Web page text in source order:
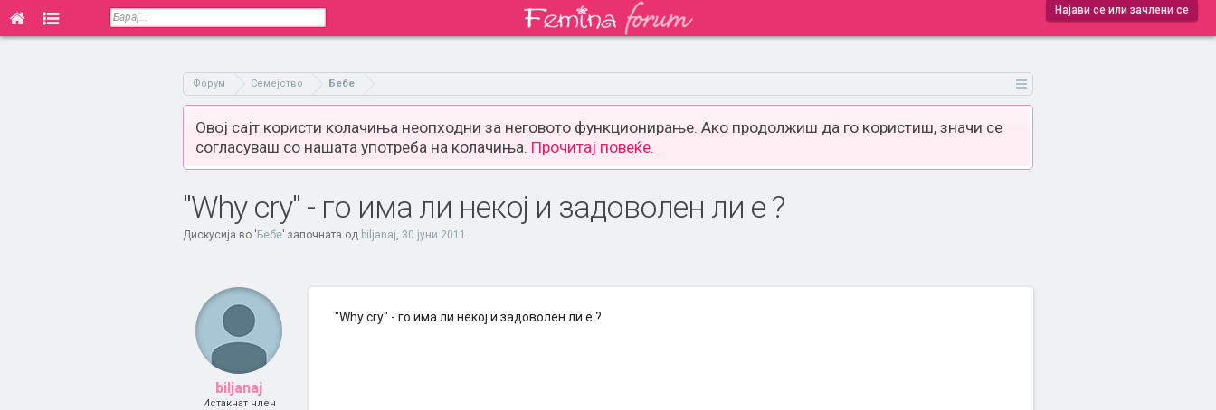
Најави се или зачлени се
Форум Семејство Бебе
Овој сајт користи колачиња неопходни за неговото функционирање. Ако продолжиш да го користиш, значи се
согласуваш со нашата употреба на колачиња. Прочитај повеќе.
"Why cry" - го има ли некој и задоволен ли е ?
Дискусија во ' Бебе' започната од biljanaj, 30 јуни 2011 .
biljanaj
Истакнат член
"Why cry" - го има ли некој и задоволен ли е ?